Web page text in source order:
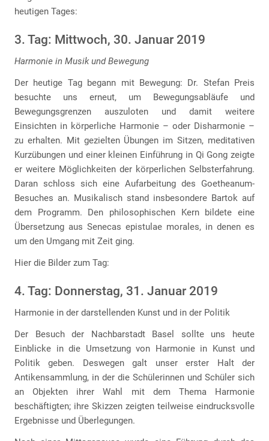
heutigen Tages:
3. Tag: Mittwoch, 30. Januar 2019
Harmonie in Musik und Bewegung
Der heutige Tag begann mit Bewegung: Dr. Stefan Preis
besuchte uns erneut, um Bewegungsabläufe und
Bewegungsgrenzen auszuloten und damit weitere
Einsichten in körperliche Harmonie – oder Disharmonie –
zu erhalten. Mit gezielten Übungen im Sitzen, meditativen
Kurzübungen und einer kleinen Einführung in Qi Gong zeigte
er weitere Möglichkeiten der körperlichen Selbsterfahrung.
Daran schloss sich eine Aufarbeitung des Goetheanum-
Besuches an. Musikalisch stand insbesondere Bartok auf
dem Programm. Den philosophischen Kern bildete eine
Übersetzung aus Senecas epistulae morales, in denen es
um den Umgang mit Zeit ging.
Hier die Bilder zum Tag:
4. Tag: Donnerstag, 31. Januar 2019
Harmonie in der darstellenden Kunst und in der Politik
Der Besuch der Nachbarstadt Basel sollte uns heute
Einblicke in die Umsetzung von Harmonie in Kunst und
Politik geben. Deswegen galt unser erster Halt der
Antikensammlung, in der die Schülerinnen und Schüler sich
an Objekten ihrer Wahl mit dem Thema Harmonie
beschäftigten; ihre Skizzen zeigten teilweise eindrucksvolle
Ergebnisse und Überlegungen.